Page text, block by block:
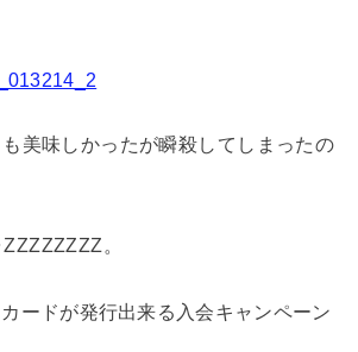
美味しかったが瞬殺してしまったの
。
ードが発行出来る入会キャンペーン